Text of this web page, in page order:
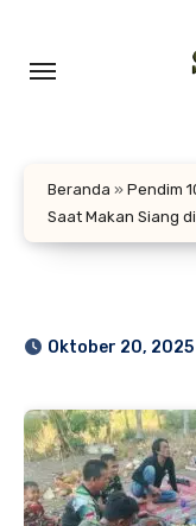
konten
Beranda » Pendim
Saat Makan Siang
Oktober 20, 2025